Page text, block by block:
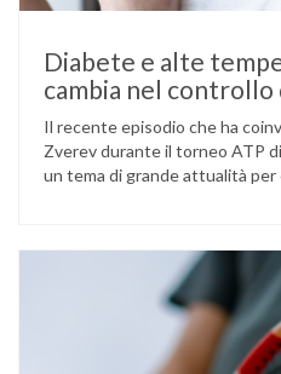
Diabete e alte
cambia nel controllo
Il recente episodio che ha
Zverev durante il torneo ATP
un tema di grande attualità
glucosio lo aveva portato …